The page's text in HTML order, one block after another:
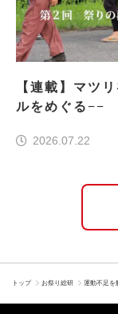
【連載】マツ
ルをめぐる−−
2026.07.22
トップ お祭り総研 運動不足を